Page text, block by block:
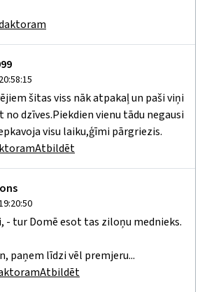
šitas viss nāk atpakaļ un paši viņi
dzīves.Piekdien vienu tādu negausi
visu laiku,ģīmi pārgriezis.
Atbildēt
- tur Domē esot tas ziloņu mednieks.
paņem līdzi vēl premjeru...
Atbildēt